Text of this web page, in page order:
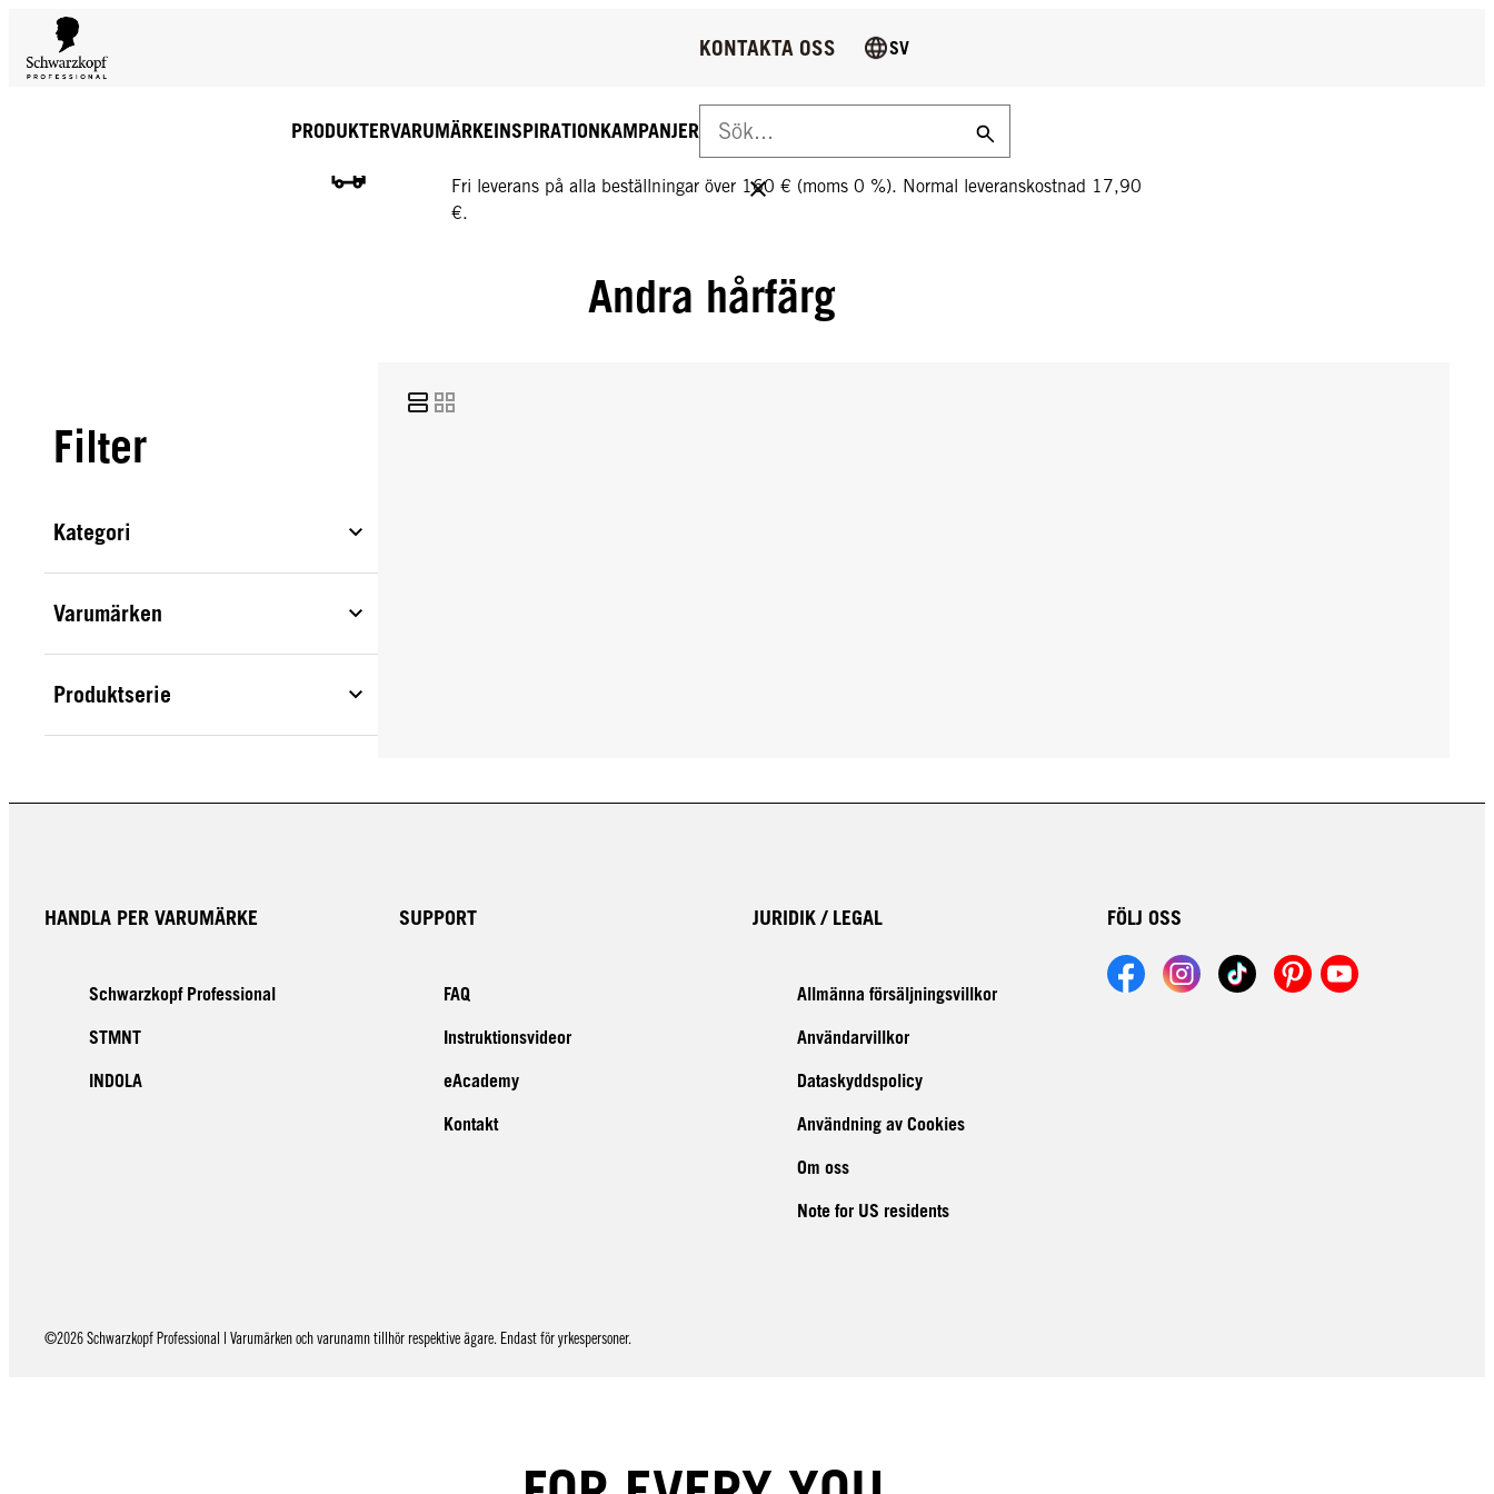
GRATIS LEVERANS PÅ ALLA BESTÄLLNINGAR ÖVER 160 €!
Fri leverans på alla beställningar över 160 € (moms 0 %). Normal leveranskostnad 17,90
€.
PRODUKTERVARUMÄRKEINSPIRATIONKAMPANJER
KONTAKTA OSS SV
Andra hårfärg
Filter
Kategori
Varumärken
Produktserie
HANDLA PER VARUMÄRKE
Schwarzkopf Professional
STMNT
INDOLA
SUPPORT
FAQ
Instruktionsvideor
eAcademy
Kontakt
JURIDIK / LEGAL
Allmänna försäljningsvillkor
Användarvillkor
Dataskyddspolicy
Användning av Cookies
Om oss
Note for US residents
FÖLJ OSS
©2026 Schwarzkopf Professional | Varumärken och varunamn tillhör respektive ägare. Endast för yrkespersoner.